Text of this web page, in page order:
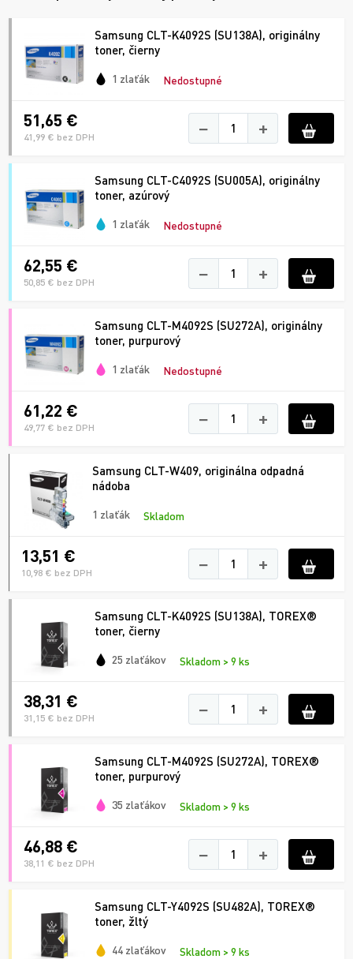
Samsung CLT-K4092S (SU138A), originálny
toner, čierny
1 zlaťák Nedostupné
51,65 €
41,99 € bez DPH − +
Samsung CLT-C4092S (SU005A), originálny
toner, azúrový
1 zlaťák Nedostupné
62,55 €
50,85 € bez DPH − +
Samsung CLT-M4092S (SU272A), originálny
toner, purpurový
1 zlaťák Nedostupné
61,22 €
49,77 € bez DPH − +
Samsung CLT-W409, originálna odpadná
nádoba
1 zlaťák Skladom
13,51 €
10,98 € bez DPH − +
Samsung CLT-K4092S (SU138A), TOREX®
toner, čierny
25 zlaťákov Skladom > 9 ks
38,31 €
31,15 € bez DPH − +
Samsung CLT-M4092S (SU272A), TOREX®
toner, purpurový
35 zlaťákov Skladom > 9 ks
46,88 €
38,11 € bez DPH − +
Samsung CLT-Y4092S (SU482A), TOREX®
toner, žltý
44 zlaťákov Skladom > 9 ks